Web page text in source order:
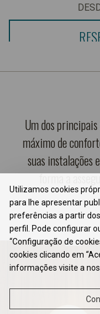
Um dos
máximo de
suas instalações
forma a
Utilizamos cookies
para lhe apresentar
preferências a partir
perfil. Pode configurar
“Configuração de
cookies clicando em
informações visite a